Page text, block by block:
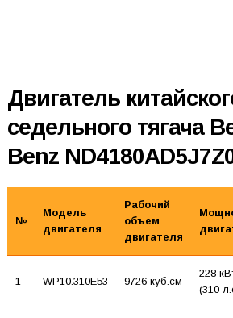
Двигатель
седельного тягача
Benz
№
Модель
двигателя
Рабочий
объем
двигателя
1 WP10.310E53 9726 куб.см
228
(310